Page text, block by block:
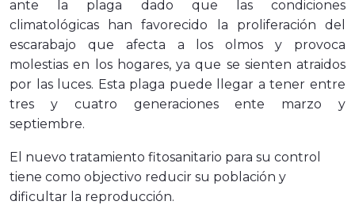
ante la plaga dado que las condiciones
climatológicas han favorecido la proliferación del
escarabajo que afecta a los olmos y provoca
molestias en los hogares, ya que se sienten atraidos
por las luces. Esta plaga puede llegar a tener entre
tres y cuatro generaciones ente marzo y
septiembre.
El nuevo tratamiento fitosanitario para su control
tiene como objectivo reducir su población y
dificultar la reproducción.